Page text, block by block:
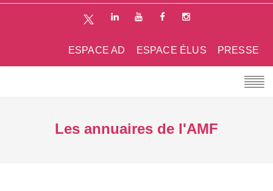
PRESSE
ESPACE ÉLUS
ESPACE AD
Les annuaires de l'AMF